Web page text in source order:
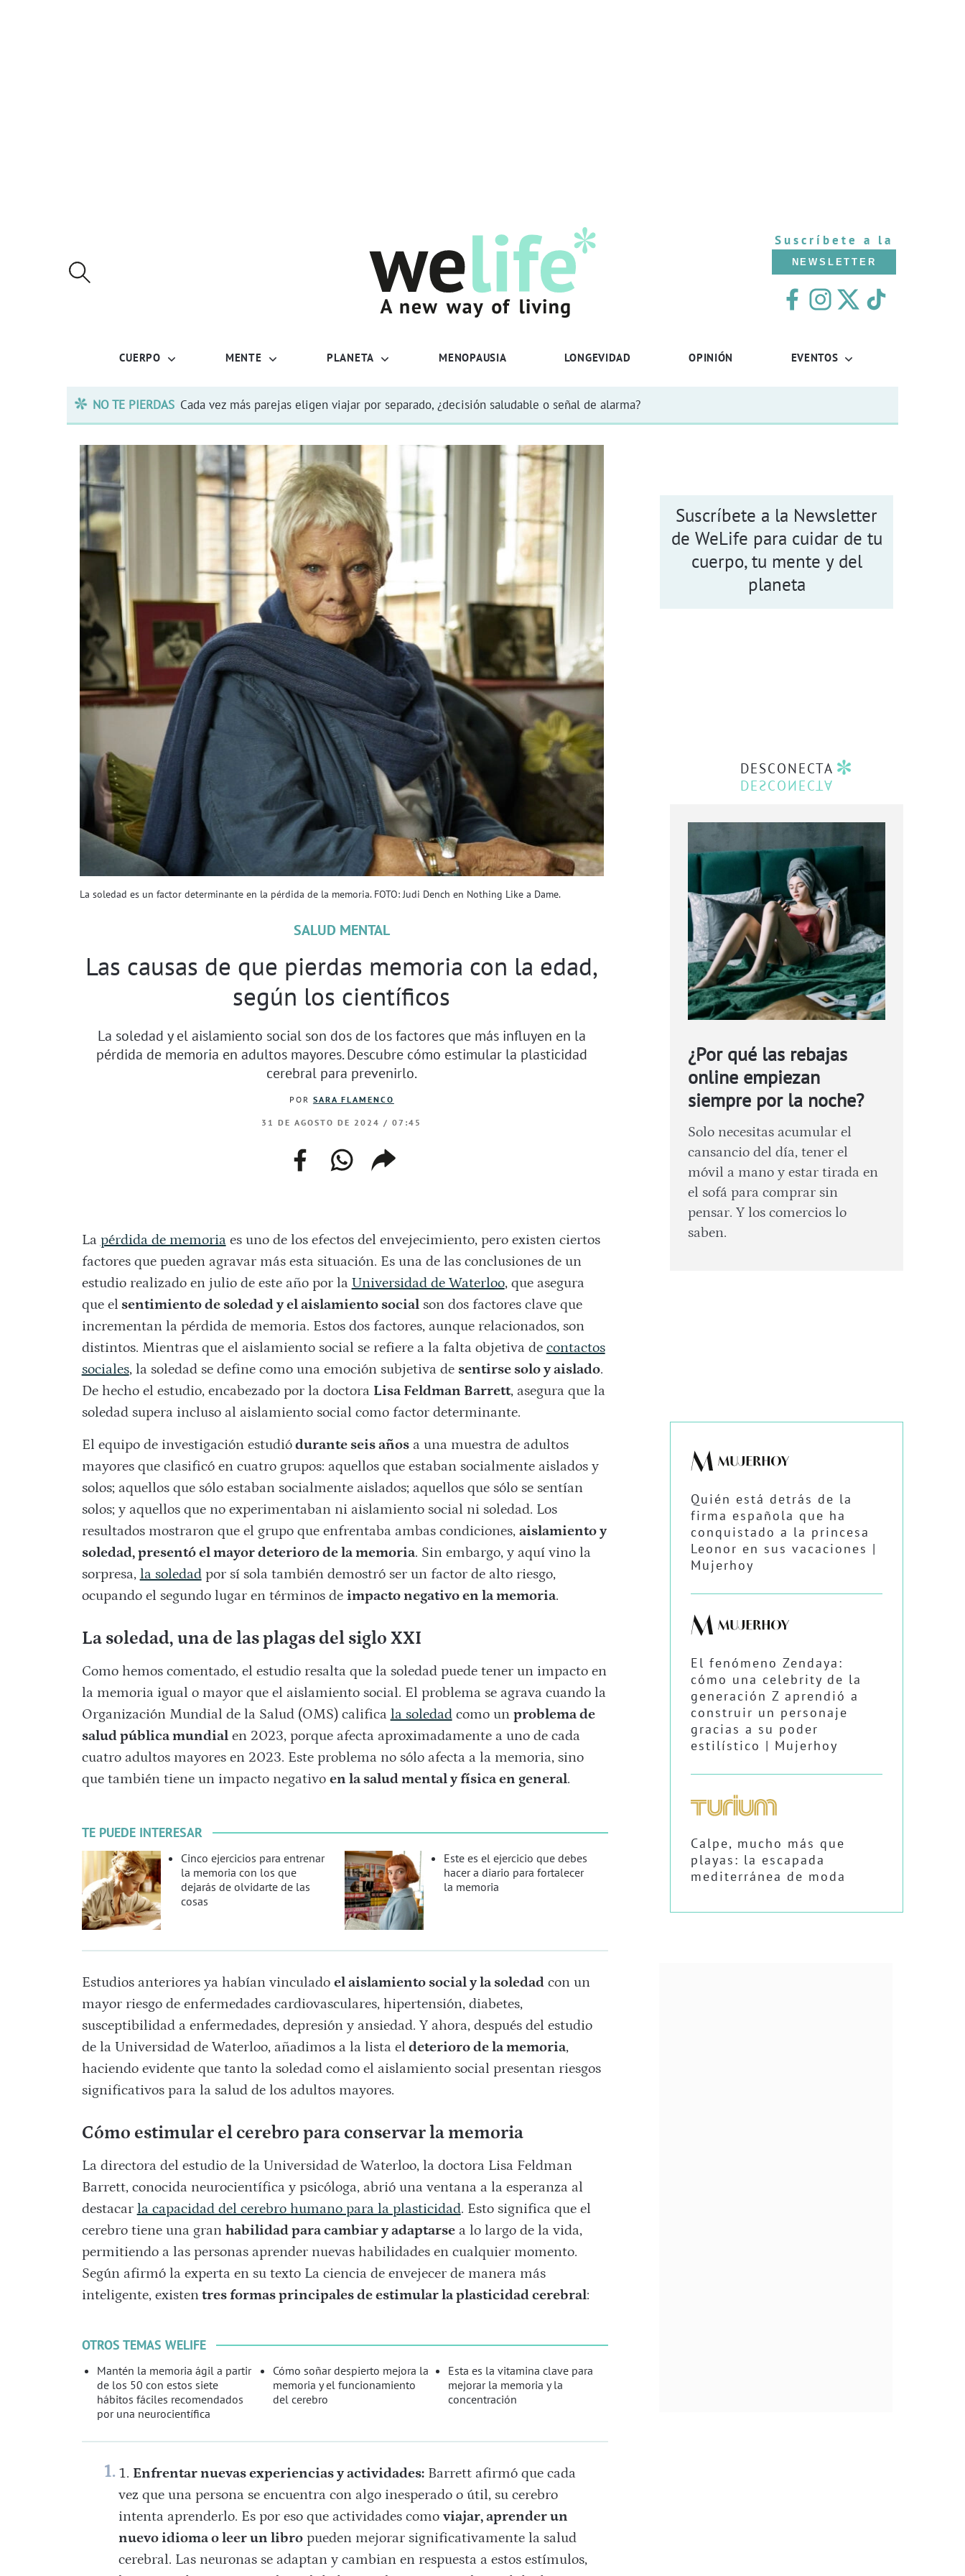
Suscríbete a la
NEWSLETTER
CUERPO MENTE PLANETA MENOPAUSIA LONGEVIDAD OPINIÓN EVENTOS
NO TE PIERDAS Cada vez más parejas eligen viajar por separado, ¿decisión saludable o señal de alarma?
La soledad es un factor determinante en la pérdida de la memoria. FOTO: Judi Dench en Nothing Like a Dame.
SALUD MENTAL
Las causas de que pierdas memoria con la edad,
según los científicos
La soledad y el aislamiento social son dos de los factores que más influyen en la
pérdida de memoria en adultos mayores. Descubre cómo estimular la plasticidad
cerebral para prevenirlo.
POR SARA FLAMENCO
31 DE AGOSTO DE 2024 / 07:45
facebookwhatsapp
web
copiar
enlace
La pérdida de memoriaes uno de los efectos del envejecimiento, pero existen ciertos
factores que pueden agravar más esta situación. Es una de las conclusiones de un
estudio realizado en julio de este año por la Universidad de Waterloo, que asegura
que el sentimiento de soledad y el aislamiento socialson dos factores clave que
incrementan la pérdida de memoria. Estos dos factores, aunque relacionados, son
distintos. Mientras que el aislamiento social se refiere a la falta objetiva de contactos
sociales, la soledad se define como una emoción subjetiva de sentirse solo y aislado.
De hecho el estudio, encabezado por la doctora Lisa Feldman Barrett, asegura que la
soledad supera incluso al aislamiento social como factor determinante.
El equipo de investigación estudiódurante seis añosa una muestra de adultos
mayores que clasificó en cuatro grupos: aquellos que estaban socialmente aislados y
solos; aquellos que sólo estaban socialmente aislados; aquellos que sólo se sentían
solos; y aquellos que no experimentaban ni aislamiento social ni soledad. Los
resultados mostraron que el grupo que enfrentaba ambas condiciones, aislamiento y
soledad, presentó el mayor deterioro de la memoria. Sin embargo, y aquí vino la
sorpresa, la soledadpor sí sola también demostró ser un factor de alto riesgo,
ocupando el segundo lugar en términos de impacto negativo en la memoria.
La soledad, una de las plagas del siglo XXI
Como hemos comentado, el estudio resalta que la soledad puede tener un impacto en
la memoria igual o mayor que el aislamiento social. El problema se agrava cuando la
Organización Mundial de la Salud (OMS) califica la soledadcomo un problema de
salud pública mundialen 2023, porque afecta aproximadamente a uno de cada
cuatro adultos mayores en 2023. Este problema no sólo afecta a la memoria, sino
que también tiene un impacto negativo en la salud mental y física en general.
TE PUEDE INTERESAR
Cinco ejercicios para entrenar
la memoria con los que
dejarás de olvidarte de las
cosas
Este es el ejercicio que debes
hacer a diario para fortalecer
la memoria
Estudios anteriores ya habían vinculado el aislamiento social y la soledadcon un
mayor riesgo de enfermedades cardiovasculares, hipertensión, diabetes,
susceptibilidad a enfermedades, depresión y ansiedad. Y ahora, después del estudio
de la Universidad de Waterloo, añadimos a la lista el deterioro de la memoria,
haciendo evidente que tanto la soledad como el aislamiento social presentan riesgos
significativos para la salud de los adultos mayores.
Cómo estimular el cerebro para conservar la memoria
La directora del estudio de la Universidad de Waterloo, la doctora Lisa Feldman
Barrett, conocida neurocientífica y psicóloga, abrió una ventana a la esperanza al
destacar la capacidad del cerebro humano para la plasticidad. Esto significa que el
cerebro tiene una gran habilidad para cambiar y adaptarsea lo largo de la vida,
permitiendo a las personas aprender nuevas habilidades en cualquier momento.
Según afirmó la experta en su texto La ciencia de envejecer de manera más
inteligente, existentres formas principales de estimular la plasticidad cerebral:
OTROS TEMAS WELIFE
Mantén la memoria ágil a partir
de los 50 con estos siete
hábitos fáciles recomendados
por una neurocientífica
Cómo soñar despierto mejora la
memoria y el funcionamiento
del cerebro
Esta es la vitamina clave para
mejorar la memoria y la
concentración
Enfrentar nuevas experiencias y actividades: Barrett afirmó que cada
vez que una persona se encuentra con algo inesperado o útil, su cerebro
intenta aprenderlo. Es por eso que actividades comoviajar, aprender un
nuevo idioma o leer un libro pueden mejorar significativamente la salud
cerebral. Las neuronas se adaptan y cambian en respuesta a estos estímulos,
Suscríbete a la Newsletter
de WeLife para cuidar de tu
cuerpo, tu mente y del
planeta
DESCONECTA
¿Por qué las rebajas
online empiezan
siempre por la noche?
Solo necesitas acumular el
cansancio del día, tener el
móvil a mano y estar tirada en
el sofá para comprar sin
pensar. Y los comercios lo
saben.
Quién está detrás de la
firma española que ha
conquistado a la princesa
Leonor en sus vacaciones |
Mujerhoy
El fenómeno Zendaya:
cómo una celebrity de la
generación Z aprendió a
construir un personaje
gracias a su poder
estilístico | Mujerhoy
Calpe, mucho más que
playas: la escapada
mediterránea de moda